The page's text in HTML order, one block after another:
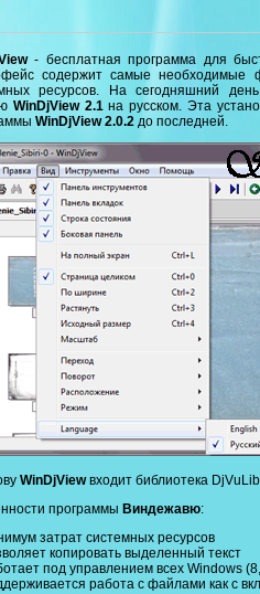
- бесплатная программа для
содержит самые необходимые
ресурсов. На сегодняшний
WinDjView 2.1на русском. Эта
WinDjView 2.0.2 до последней.
WinDjViewвходит библиотека
программы Виндежавю:
затрат системных ресурсов
копировать выделенный текст
под управлением всех Windows
работа с файлами как с